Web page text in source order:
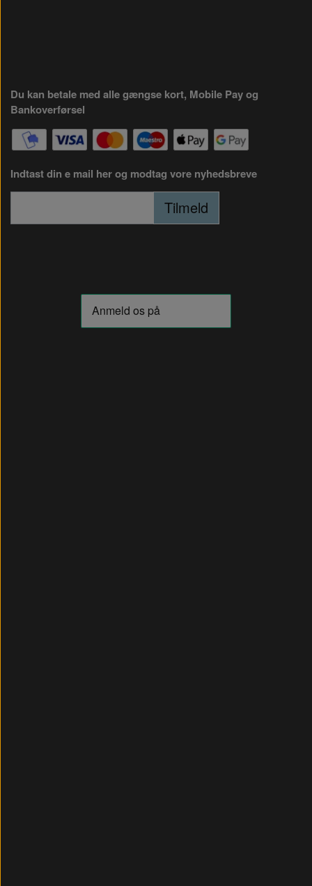
Du kan betale med alle gængse kort, Mobile Pay og
Bankoverførsel
Indtast din e mail her og modtag vore nyhedsbreve
Tilmeld